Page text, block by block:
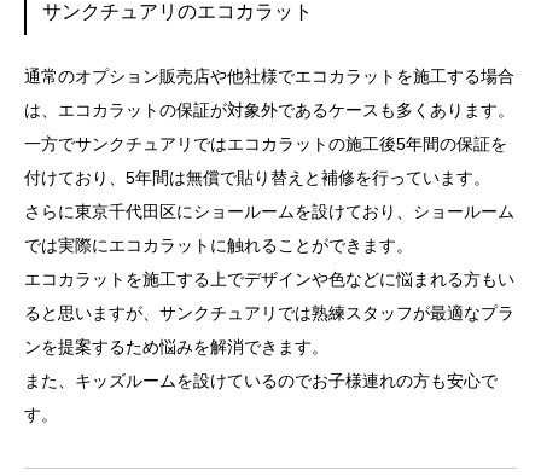
サンクチュアリのエコカラット
通常のオプション販売店や他社様でエコカラットを施工する場合
は、エコカラットの保証が対象外であるケースも多くあります。
一方でサンクチュアリではエコカラットの施工後5年間の保証を
付けており、5年間は無償で貼り替えと補修を行っています。
さらに東京千代田区にショールームを設けており、ショールーム
では実際にエコカラットに触れることができます。
エコカラットを施工する上でデザインや色などに悩まれる方もい
ると思いますが、サンクチュアリでは熟練スタッフが最適なプラ
ンを提案するため悩みを解消できます。
また、キッズルームを設けているのでお子様連れの方も安心で
す。